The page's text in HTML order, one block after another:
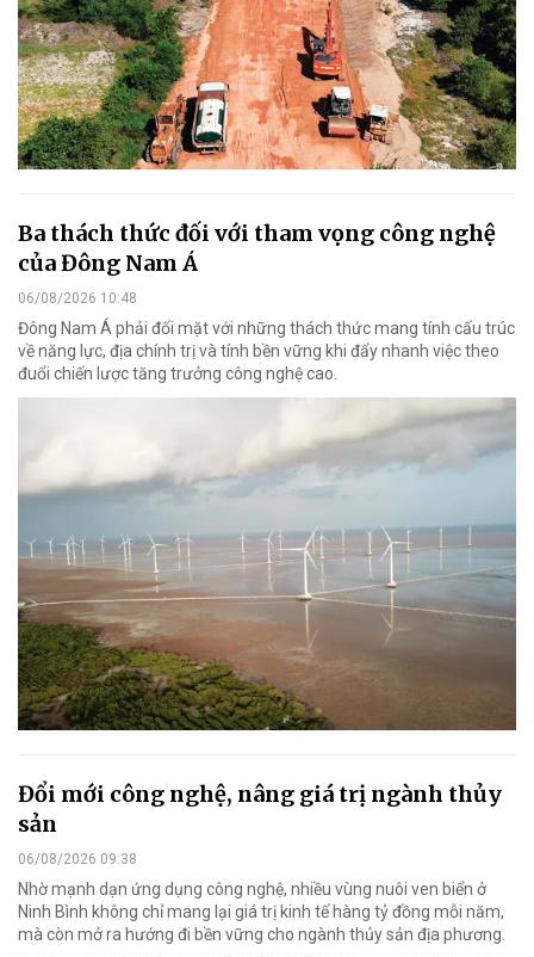
Ba thách thức đối với tham vọng công nghệ
của Đông Nam Á
06/08/2026 10:48
Đông Nam Á phải đối mặt với những thách thức mang tính cấu trúc
về năng lực, địa chính trị và tính bền vững khi đẩy nhanh việc theo
đuổi chiến lược tăng trưởng công nghệ cao.
Đổi mới công nghệ, nâng giá trị ngành thủy
sản
06/08/2026 09:38
Nhờ mạnh dạn ứng dụng công nghệ, nhiều vùng nuôi ven biển ở
Ninh Bình không chỉ mang lại giá trị kinh tế hàng tỷ đồng mỗi năm,
mà còn mở ra hướng đi bền vững cho ngành thủy sản địa phương.